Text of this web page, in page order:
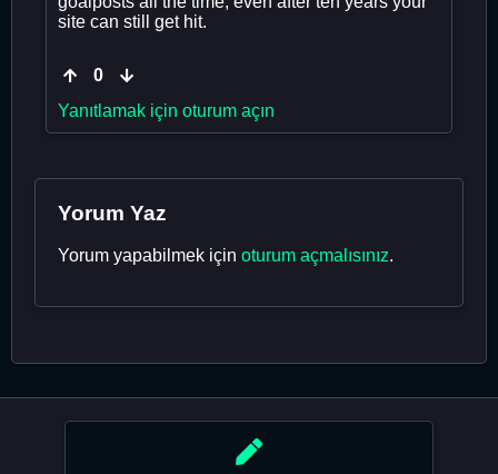
site can still get hit.
0
Yanıtlamak için oturum açın
Yorum Yaz
Yorum yapabilmek için oturum açmalısınız.